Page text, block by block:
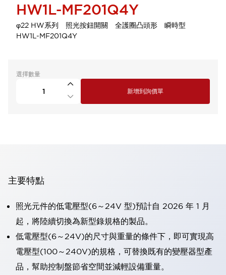
HW1L-MF201Q4Y
φ22 HW系列 照光按鈕開關 全護圈凸頭形 瞬時型
HW1L-MF201Q4Y
選擇數量
新增到詢價單
主要特點
照光元件的低電壓型(6～24V 型)預計自 2026 年 1 月
起，將陸續切換為新型錄規格的製品。
低電壓型(6～24V)的尺寸與重量的條件下，即可實現高
電壓型(100～240V)的規格，可替換既有的變壓器型產
品，幫助控制盤節省空間並減輕設備重量。